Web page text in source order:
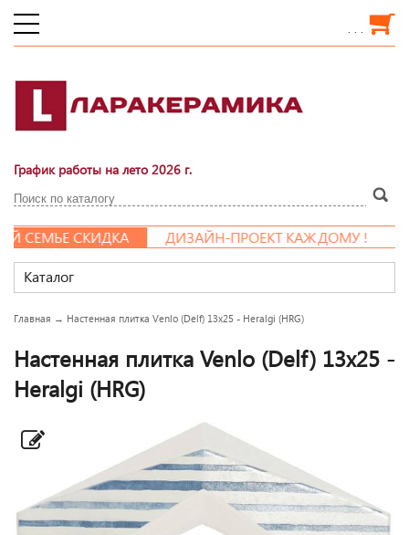
. . .
График работы на лето 2026 г.
СЕМЬЕ СКИДКА
ДИЗАЙН-ПРОЕКТ КАЖДОМУ !
Каталог
Главная → Настенная плитка Venlo (Delf) 13x25 - Heralgi (HRG)
Настенная плитка Venlo (Delf) 13x25 -
Heralgi (HRG)